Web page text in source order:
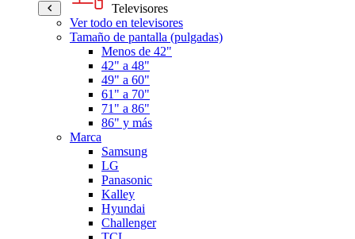
Televisores
Ver todo en televisores
Tamaño de pantalla (pulgadas)
Menos de 42"
42" a 48"
49" a 60"
61" a 70"
71" a 86"
86" y más
Marca
Samsung
LG
Panasonic
Kalley
Hyundai
Challenger